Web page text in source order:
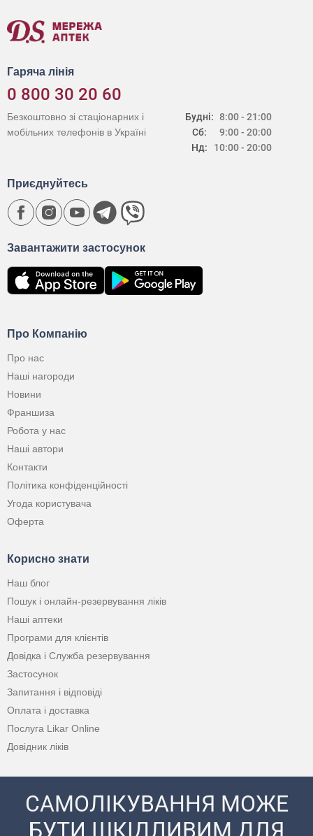
Гаряча лінія
0 800 30 20 60
Будні:
Сб:
Нд:
8:00 - 21:00
9:00 - 20:00
10:00 - 20:00
Безкоштовно зі стаціонарних і
мобільних телефонів в Україні
Про Компанію
Про нас
Наші нагороди
Новини
Франшиза
Робота у нас
Наші автори
Контакти
Політика конфіденційності
Угода користувача
Оферта
Корисно знати
Наш блог
Пошук і онлайн-резервування ліків
Наші аптеки
Програми для клієнтів
Довідка і Служба резервування
Застосунок
Запитання і відповіді
Оплата і доставка
Послуга Likar Online
Довідник ліків
Завантажити застосунок
Приєднуйтесь
САМОЛІКУВАННЯ МОЖЕ